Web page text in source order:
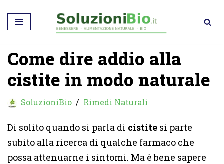
Vai
contenuto
Come dire addio alla
cistite in modo naturale
SoluzioniBio Rimedi Naturali
Di solito quando si parla di cistite si parte
subito alla ricerca di qualche farmaco che
possa attenuarne i sintomi. Ma è bene sapere